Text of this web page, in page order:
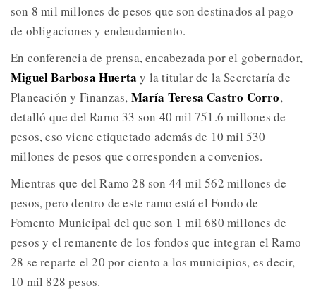
son 8 mil millones de pesos que son destinados al pago
de obligaciones y endeudamiento.
En conferencia de prensa, encabezada por el gobernador,
Miguel Barbosa Huerta y la titular de la Secretaría de
Planeación y Finanzas, María Teresa Castro Corro,
detalló que del Ramo 33 son 40 mil 751.6 millones de
pesos, eso viene etiquetado además de 10 mil 530
millones de pesos que corresponden a convenios.
Mientras que del Ramo 28 son 44 mil 562 millones de
pesos, pero dentro de este ramo está el Fondo de
Fomento Municipal del que son 1 mil 680 millones de
pesos y el remanente de los fondos que integran el Ramo
28 se reparte el 20 por ciento a los municipios, es decir,
10 mil 828 pesos.